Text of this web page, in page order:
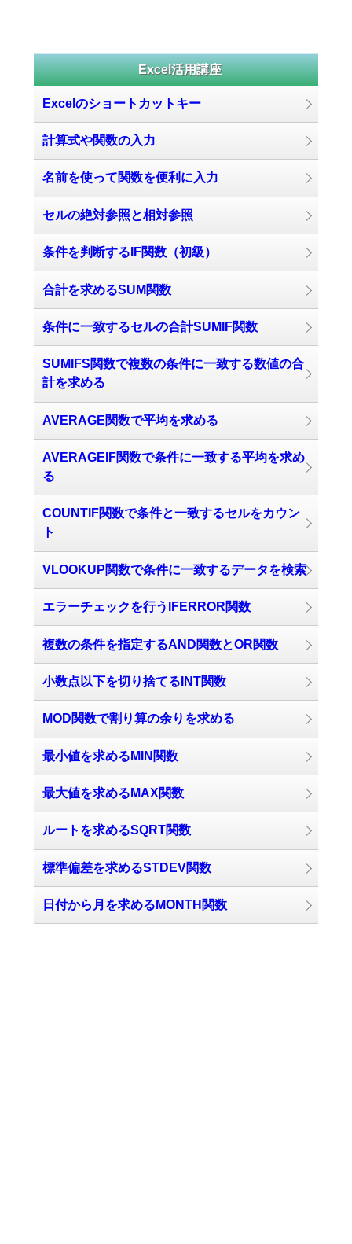
Excel活用講座
Excelのショートカットキー
計算式や関数の入力
名前を使って関数を便利に入力
セルの絶対参照と相対参照
条件を判断するIF関数（初級）
合計を求めるSUM関数
条件に一致するセルの合計SUMIF関数
SUMIFS関数で複数の条件に一致する数値の合
計を求める
AVERAGE関数で平均を求める
AVERAGEIF関数で条件に一致する平均を求め
る
COUNTIF関数で条件と一致するセルをカウン
ト
VLOOKUP関数で条件に一致するデータを検索
エラーチェックを行うIFERROR関数
複数の条件を指定するAND関数とOR関数
小数点以下を切り捨てるINT関数
MOD関数で割り算の余りを求める
最小値を求めるMIN関数
最大値を求めるMAX関数
ルートを求めるSQRT関数
標準偏差を求めるSTDEV関数
日付から月を求めるMONTH関数